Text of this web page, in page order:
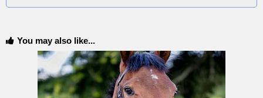
You may also like...